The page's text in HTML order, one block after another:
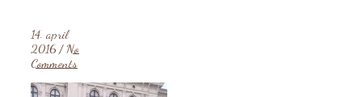
14. april
2016 / No
Comments